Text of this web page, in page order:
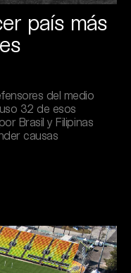
país más
del medio
32 de esos
Brasil y Filipinas
causas